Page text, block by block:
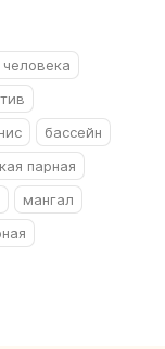
бассейн
парная
мангал